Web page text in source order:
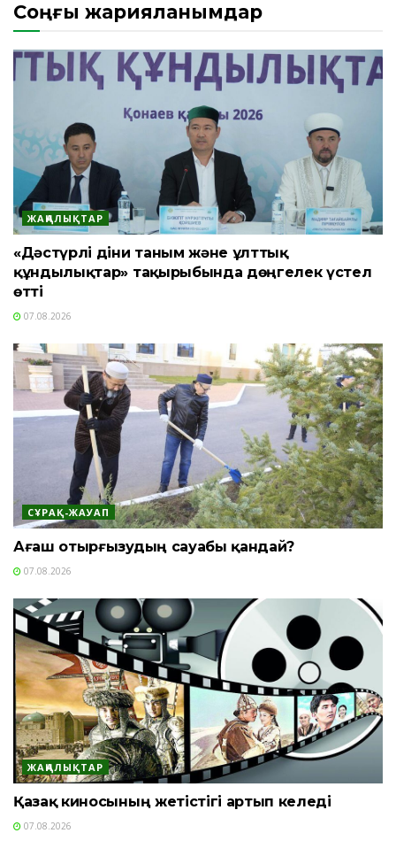
Соңғы жарияланымдар
ЖАҢАЛЫҚТАР
«Дәстүрлі діни таным және ұлттық
құндылықтар» тақырыбында дөңгелек үстел
өтті
07.08.2026
СҰРАҚ-ЖАУАП
Ағаш отырғызудың сауабы қандай?
07.08.2026
ЖАҢАЛЫҚТАР
Қазақ киносының жетістігі артып келеді
07.08.2026